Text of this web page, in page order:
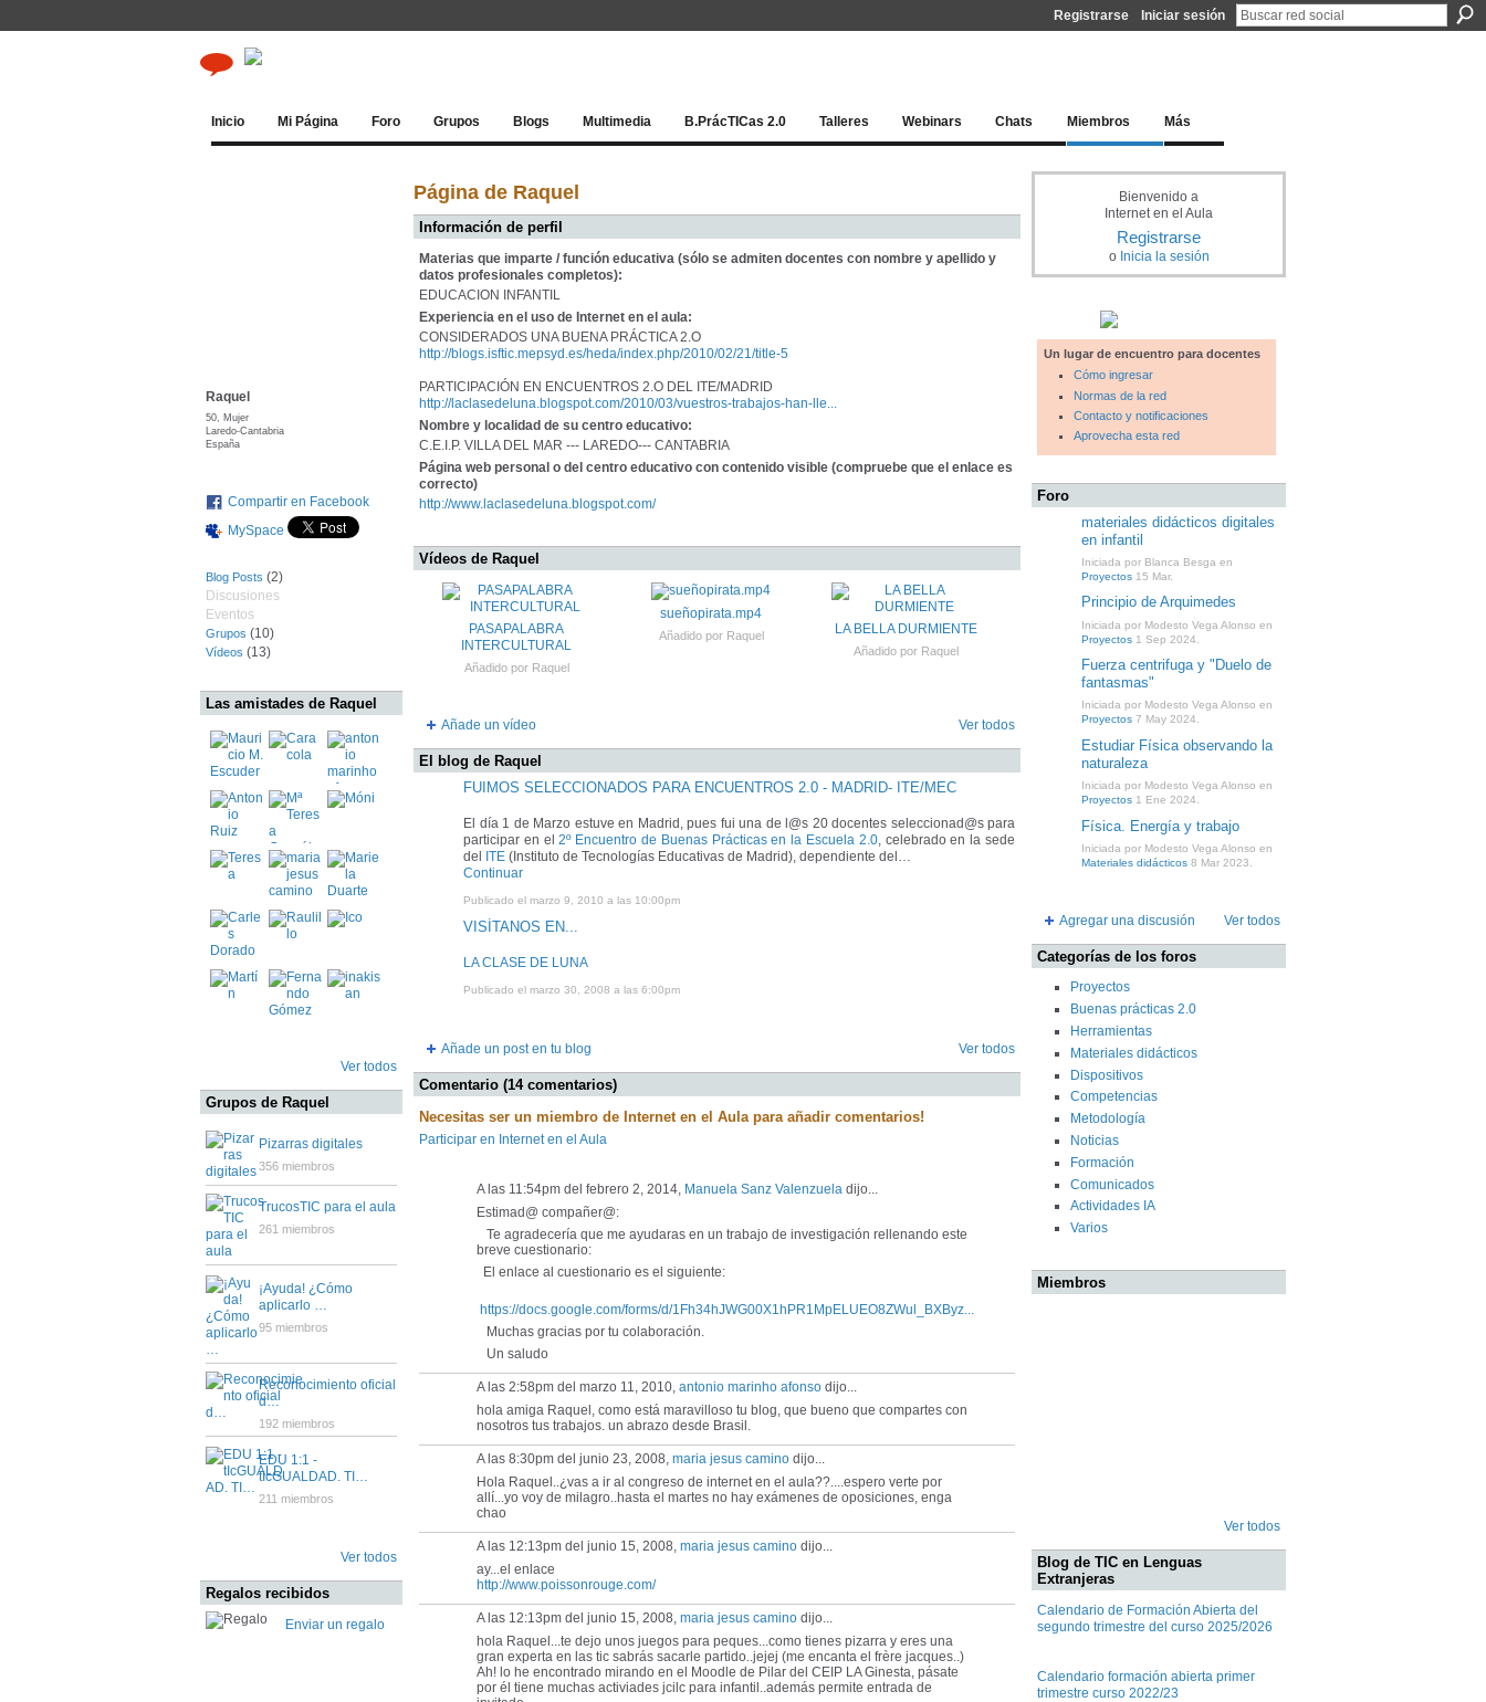
Registrarse Iniciar sesión
Inicio Mi Página Foro Grupos Blogs Multimedia B.PrácTICas 2.0 Talleres Webinars Chats Miembros Más
Raquel
50, Mujer
Laredo-Cantabria
España
Compartir en Facebook
MySpace
Blog Posts (2)
Discusiones
Eventos
Grupos (10)
Vídeos (13)
Las amistades de Raquel
Ver todos
Grupos de Raquel
Pizarras digitales
356 miembros
TrucosTIC para el aula
261 miembros
¡Ayuda! ¿Cómo
aplicarlo …
95 miembros
Reconocimiento oficial
d…
192 miembros
EDU 1:1 -
tIcGUALDAD. TI…
211 miembros
Ver todos
Regalos recibidos
Enviar un regalo
Página de Raquel
Información de perfil
Materias que imparte / función educativa (sólo se admiten docentes con nombre y apellido y
datos profesionales completos):
EDUCACION INFANTIL
Experiencia en el uso de Internet en el aula:
CONSIDERADOS UNA BUENA PRÁCTICA 2.O
http://blogs.isftic.mepsyd.es/heda/index.php/2010/02/21/title-5
PARTICIPACIÓN EN ENCUENTROS 2.O DEL ITE/MADRID
http://laclasedeluna.blogspot.com/2010/03/vuestros-trabajos-han-lle...
Nombre y localidad de su centro educativo:
C.E.I.P. VILLA DEL MAR --- LAREDO--- CANTABRIA
Página web personal o del centro educativo con contenido visible (compruebe que el enlace es
correcto)
http://www.laclasedeluna.blogspot.com/
Vídeos de Raquel
PASAPALABRA
INTERCULTURAL
Añadido por Raquel
sueñopirata.mp4
Añadido por Raquel LA BELLA DURMIENTE
Añadido por Raquel
Añade un vídeo Ver todos
El blog de Raquel
FUIMOS SELECCIONADOS PARA ENCUENTROS 2.0 - MADRID- ITE/MEC
El día 1 de Marzo estuve en Madrid, pues fui una de l@s 20 docentes seleccionad@s para
participar en el2º Encuentro de Buenas Prácticas en la Escuela 2.0, celebrado en la sede
del
ITE (Instituto de Tecnologías Educativas de Madrid), dependiente del…
Continuar
Publicado el marzo 9, 2010 a las 10:00pm
VISÍTANOS EN...
LA CLASE DE LUNA
Publicado el marzo 30, 2008 a las 6:00pm
Añade un post en tu blog Ver todos
Comentario (14 comentarios)
Necesitas ser un miembro de Internet en el Aula para añadir comentarios!
Participar en Internet en el Aula
A las 11:54pm del febrero 2, 2014, Manuela Sanz Valenzuela dijo...
Estimad@ compañer@:
Te agradecería que me ayudaras en un trabajo de investigación rellenando este
breve cuestionario:
El enlace al cuestionario es el siguiente:
https://docs.google.com/forms/d/1Fh34hJWG00X1hPR1MpELUEO8ZWul_BXByz...
Muchas gracias por tu colaboración.
Un saludo
A las 2:58pm del marzo 11, 2010, antonio marinho afonso dijo...
hola amiga Raquel, como está maravilloso tu blog, que bueno que compartes con
nosotros tus trabajos. un abrazo desde Brasil.
A las 8:30pm del junio 23, 2008, maria jesus camino dijo...
Hola Raquel..¿vas a ir al congreso de internet en el aula??....espero verte por
allí...yo voy de milagro..hasta el martes no hay exámenes de oposiciones, enga
chao
A las 12:13pm del junio 15, 2008, maria jesus camino dijo...
ay...el enlace
http://www.poissonrouge.com/
A las 12:13pm del junio 15, 2008, maria jesus camino dijo...
hola Raquel...te dejo unos juegos para peques...como tienes pizarra y eres una
gran experta en las tic sabrás sacarle partido..jejej (me encanta el frère jacques..)
Ah! lo he encontrado mirando en el Moodle de Pilar del CEIP LA Ginesta, pásate
por él tiene muchas activiades jcilc para infantil..además permite entrada de
Bienvenido a
Internet en el Aula
Registrarse
o Inicia la sesión
Un lugar de encuentro para docentes
Cómo ingresar
Normas de la red
Contacto y notificaciones
Aprovecha esta red
Foro
materiales didácticos digitales
en infantil
Iniciada por Blanca Besga en
Proyectos 15 Mar.
Principio de Arquimedes
Iniciada por Modesto Vega Alonso en
Proyectos 1 Sep 2024.
Fuerza centrifuga y "Duelo de
fantasmas"
Iniciada por Modesto Vega Alonso en
Proyectos 7 May 2024.
Estudiar Física observando la
naturaleza
Iniciada por Modesto Vega Alonso en
Proyectos 1 Ene 2024.
Física. Energía y trabajo
Iniciada por Modesto Vega Alonso en
Materiales didácticos 8 Mar 2023.
Agregar una discusión Ver todos
Categorías de los foros
Proyectos
Buenas prácticas 2.0
Herramientas
Materiales didácticos
Dispositivos
Competencias
Metodología
Noticias
Formación
Comunicados
Actividades IA
Varios
Miembros
Ver todos
Blog de TIC en Lenguas
Extranjeras
Calendario de Formación Abierta del
segundo trimestre del curso 2025/2026
Calendario formación abierta primer
trimestre curso 2022/23